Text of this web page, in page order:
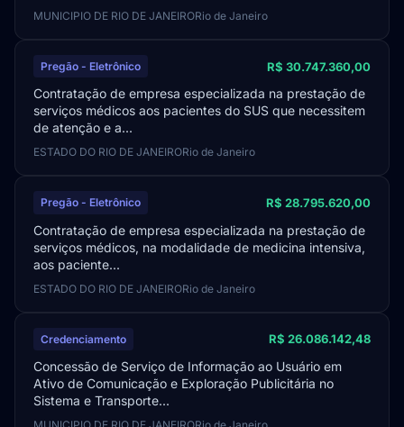
MUNICIPIO DE RIO DE JANEIRORio de Janeiro
Pregão - Eletrônico R$ 30.747.360,00
Contratação de empresa especializada na prestação de
serviços médicos aos pacientes do SUS que necessitem
de atenção e a...
ESTADO DO RIO DE JANEIRORio de Janeiro
Pregão - Eletrônico R$ 28.795.620,00
Contratação de empresa especializada na prestação de
serviços médicos, na modalidade de medicina intensiva,
aos paciente...
ESTADO DO RIO DE JANEIRORio de Janeiro
Credenciamento R$ 26.086.142,48
Concessão de Serviço de Informação ao Usuário em
Ativo de Comunicação e Exploração Publicitária no
Sistema e Transporte...